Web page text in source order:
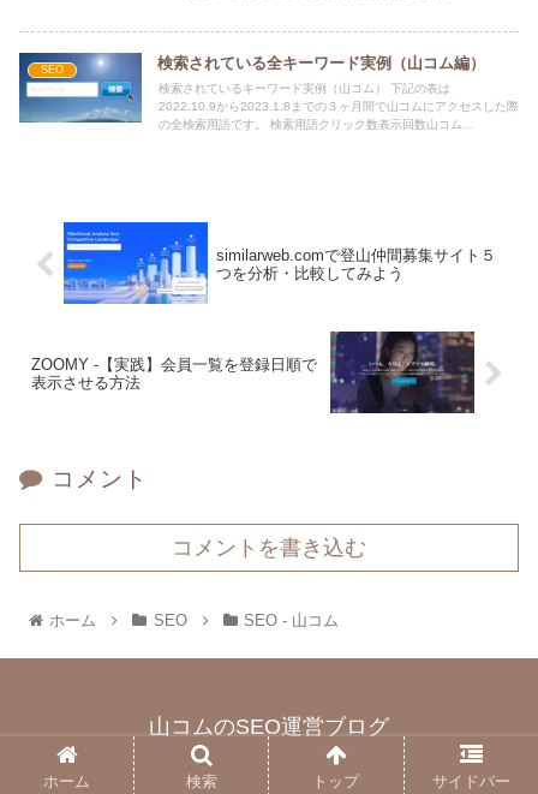
SEO 検索されている全キーワード実例（山コム編）
検索されているキーワード実例（山コム） 下記の表は
2022.10.9から2023.1.8までの３ヶ月間で山コムにアクセスした際
の全検索用語です。 検索用語クリック数表示回数山コム
similarweb.comで登山仲間募集サイト５
つを分析・比較してみよう
ZOOMY -【実践】会員一覧を登録日順で
表示させる方法
コメント
コメントを書き込む
ホーム SEO SEO - 山コム
山コムのSEO運営ブログ
© 2022 山コムのSEO運営ブログ.
ホーム 検索 トップ サイドバー